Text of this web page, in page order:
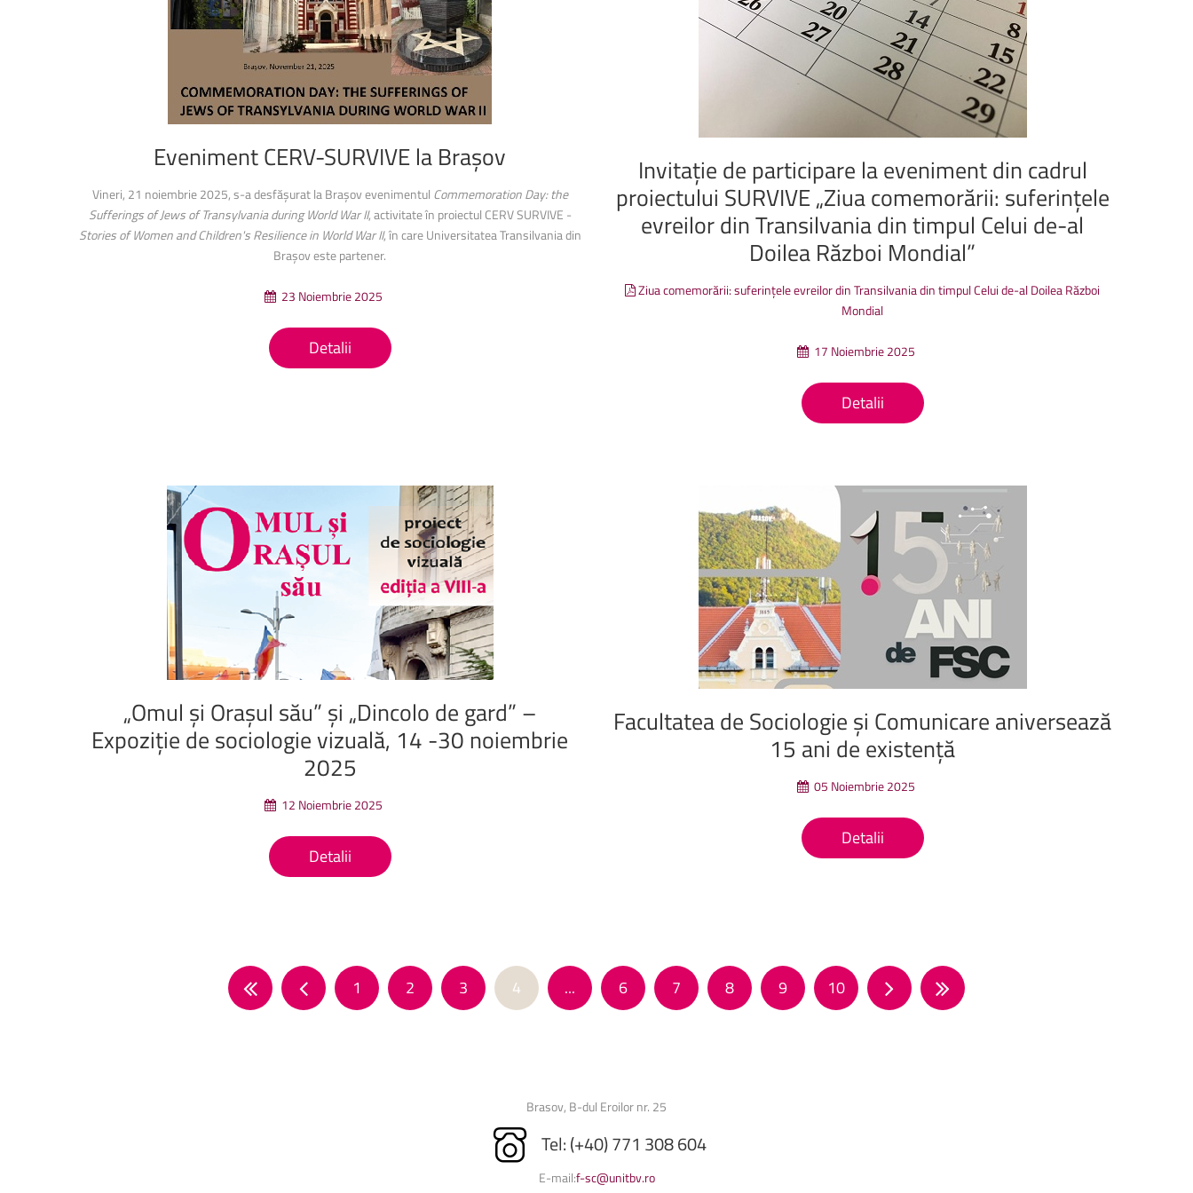
proiectului InThrace,
coordonat deUNITBV, sunt
acumdisponibile online,
proiectului
EvenimentCERV-SURVIVE la Brașov
Vineri, 21 noiembrie 2025, s-a desfășurat la Brașov evenimentul Commemoration Day: the
Sufferings of Jews of Transylvania during World War II, activitate în proiectul CERV SURVIVE -
Stories of Women and Children's Resilience in World War II, în care Universitatea Transilvania din
Brașov este partener.
23 Noiembrie 2025
Detalii
Invitație de participare laevenimentdin cadrul
proiectului SURVIVE„Ziuacomemorării: suferințele
evreilordinTransilvaniadintimpul Celui de-al
Doilea Război Mondial”
Ziua comemorării: suferințele evreilor din Transilvania din timpul Celui de-al Doilea Război
Mondial
17 Noiembrie 2025
Detalii
„Omul și Orașul său” și „Dincolo de gard” –
Expoziție de sociologievizuală, 14 -30 noiembrie
2025
12 Noiembrie 2025
Detalii
Facultateade Sociologie și Comunicare aniversează
15 ani de existență
05 Noiembrie 2025
Detalii
1 2 3 4 ... 6 7 8 9 10
Brasov, B-dul Eroilor nr. 25
Tel: (+40) 771 308 604
E-mail:f-sc@unitbv.ro